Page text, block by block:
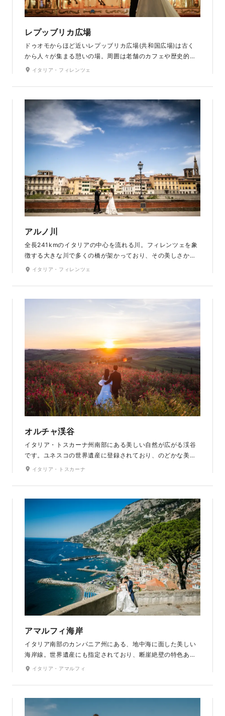
レプッブリカ広場
ドゥオモからほど近いレプッブリカ広場(共和国広場)は古く
から人々が集まる憩いの場。周囲は老舗のカフェや歴史的建
造物で囲まれており、町歩きだけでも雰囲気があります。広
民や観光客で賑わいます。夜はライトアップされるため、ナ
イトフォトも素敵です。
イタリア・フィレンツェ
アルノ川
全長241kmのイタリアの中心を流れる川。フィレンツェを象
徴する大きな川で多くの橋が架かっており、その美しさから
多くの観光客に愛されています。川沿いの建築や街並みを楽
を過ごしながら、いつまでも眺めていたい一枚を残せるロケ
ーションです。
イタリア・フィレンツェ
オルチャ渓谷
イタリア・トスカーナ州南部にある美しい自然が広がる渓谷
です。ユネスコの世界遺産に登録されており、のどかな美し
い自然の農家や見渡す限りのオリーブ畑、中世の城や古い村
的な景色が広がる美しいロケーションです。
イタリア・トスカーナ
アマルフィ海岸
イタリア南部のカンパニア州にある、地中海に面した美しい
海岸線。世界遺産にも指定されており、断崖絶壁の特色ある
地形、その上に建つカラフルな建物は、イタリアの有名なリ
をバックに、お二人のハネムーンの思い出を写真に残しま
す。
イタリア・アマルフィ